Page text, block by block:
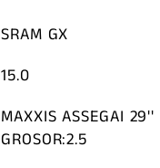
SRAM GX
15.0
MAXXIS ASSEGAI 29''
GROSOR:2.5